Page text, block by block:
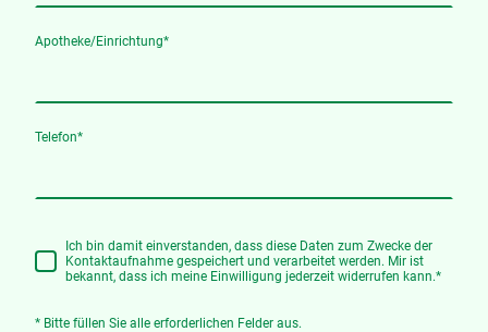
Apotheke/Einrichtung*
Telefon*
Ich bin damit einverstanden, dass diese Daten zum Zwecke der
Kontaktaufnahme gespeichert und verarbeitet werden. Mir ist
bekannt, dass ich meine Einwilligung jederzeit widerrufen kann.*
* Bitte füllen Sie alle erforderlichen Felder aus.